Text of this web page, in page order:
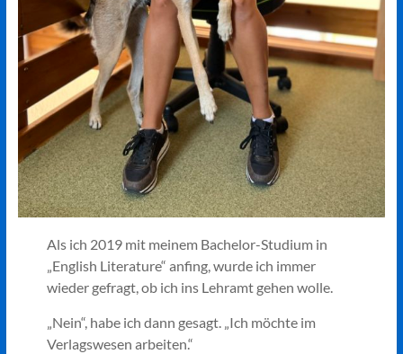
Als ich 2019 mit meinem Bachelor-Studium in
„English Literature“ anfing, wurde ich immer
wieder gefragt, ob ich ins Lehramt gehen wolle.
„Nein“, habe ich dann gesagt. „Ich möchte im
Verlagswesen arbeiten.“